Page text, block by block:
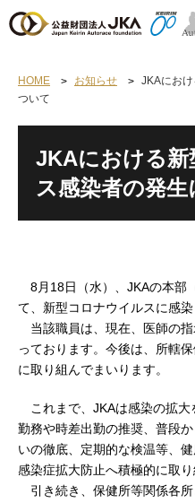
HOME お知らせ
JKAにお
ついて
JKAにおける
ス感染者の発生
8月18日（水）、JKAの本部
て、新型コロナウイルスに感
当該職員は、現在、医師の
っております。今後は、所轄
に取り組んでまいります。
これまで、JKAは感染の拡大
勤務や時差出勤の推奨、普段
いの徹底、定期的な検温等、
感染症拡大防止へ積極的に取り
引き続き、保健所等関係各